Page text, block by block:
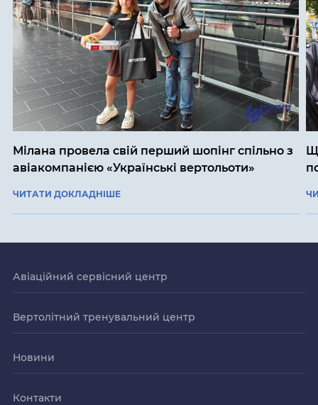
Мілана провела свій перший шопінг спільно з
авіакомпанією «Українські вертольоти»
ЧИТАТИ ДОКЛАДНІШЕ
Авіаційний сервісний центр
Вертолітний тренувальний центр
Новини
Контакти